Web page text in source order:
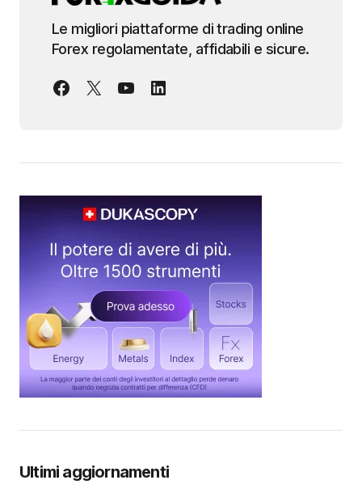
Le migliori piattaforme di trading online
Forex regolamentate, affidabili e sicure.
Ultimi aggiornamenti